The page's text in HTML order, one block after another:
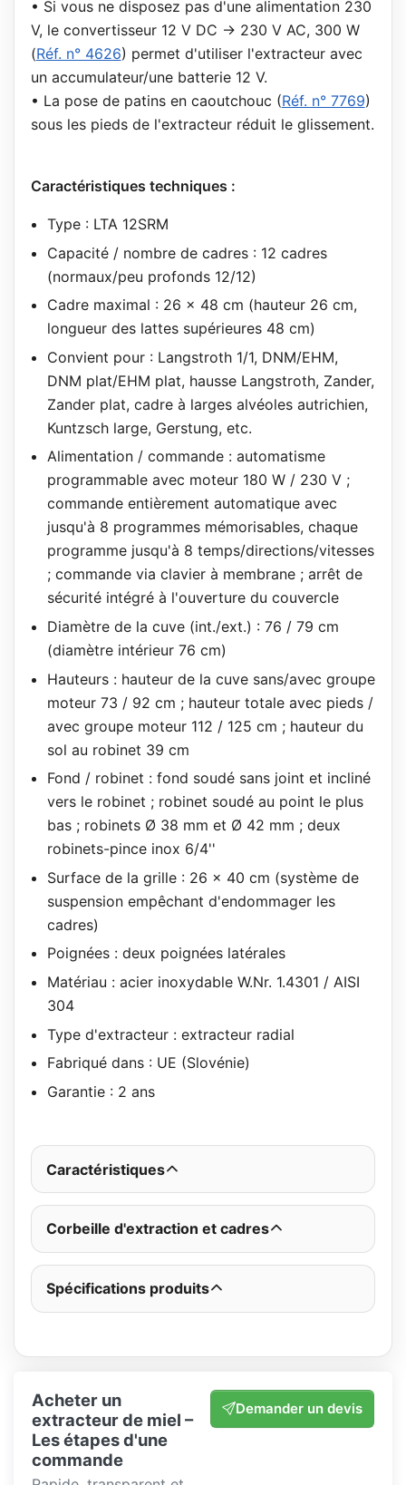
• Si vous ne disposez pas d'une alimentation 230
V, le convertisseur 12 V DC → 230 V AC, 300 W
(Réf. n° 4626) permet d'utiliser l'extracteur avec
un accumulateur/une batterie 12 V.
• La pose de patins en caoutchouc (Réf. n° 7769)
sous les pieds de l'extracteur réduit le glissement.
Caractéristiques techniques :
Type : LTA 12SRM
Capacité / nombre de cadres : 12 cadres
(normaux/peu profonds 12/12)
Cadre maximal : 26 x 48 cm (hauteur 26 cm,
longueur des lattes supérieures 48 cm)
Convient pour : Langstroth 1/1, DNM/EHM,
DNM plat/EHM plat, hausse Langstroth, Zander,
Zander plat, cadre à larges alvéoles autrichien,
Kuntzsch large, Gerstung, etc.
Alimentation / commande : automatisme
programmable avec moteur 180 W / 230 V ;
commande entièrement automatique avec
jusqu'à 8 programmes mémorisables, chaque
programme jusqu'à 8 temps/directions/vitesses
; commande via clavier à membrane ; arrêt de
sécurité intégré à l'ouverture du couvercle
Diamètre de la cuve (int./ext.) : 76 / 79 cm
(diamètre intérieur 76 cm)
Hauteurs : hauteur de la cuve sans/avec groupe
moteur 73 / 92 cm ; hauteur totale avec pieds /
avec groupe moteur 112 / 125 cm ; hauteur du
sol au robinet 39 cm
Fond / robinet : fond soudé sans joint et incliné
vers le robinet ; robinet soudé au point le plus
bas ; robinets Ø 38 mm et Ø 42 mm ; deux
robinets-pince inox 6/4''
Surface de la grille : 26 x 40 cm (système de
suspension empêchant d'endommager les
cadres)
Poignées : deux poignées latérales
Matériau : acier inoxydable W.Nr. 1.4301 / AISI
304
Type d'extracteur : extracteur radial
Fabriqué dans : UE (Slovénie)
Garantie : 2 ans
Caractéristiques
Corbeille d'extraction et cadres
Spécifications produits
Acheter un
extracteur de miel –
Les étapes d'une
commande
Demander un devis